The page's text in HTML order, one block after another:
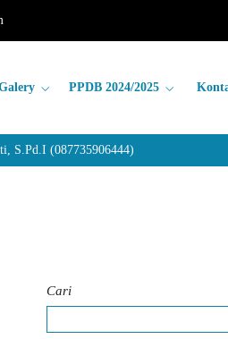
PPDB 2024/2025
(087735906444)
Cari